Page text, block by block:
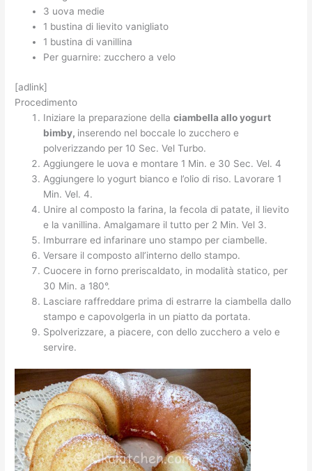
3 uova medie
1 bustina di lievito vanigliato
1 bustina di vanillina
Per guarnire: zucchero a velo
[adlink]
Procedimento
Iniziare la preparazione dellaciambella allo yogurt
bimby, inserendo nel boccale lo zucchero e
polverizzando per 10 Sec. Vel Turbo.
Aggiungere le uova e montare 1 Min. e 30 Sec. Vel. 4
Aggiungere lo yogurt bianco e l’olio di riso. Lavorare 1
Min. Vel. 4.
Unire al composto la farina, la fecola di patate, il lievito
e la vanillina. Amalgamare il tutto per 2 Min. Vel 3.
Imburrare ed infarinare uno stampo per ciambelle.
Versare il composto all’interno dello stampo.
Cuocere in forno preriscaldato, in modalità statico, per
30 Min. a 180°.
Lasciare raffreddare prima di estrarre la ciambella dallo
stampo e capovolgerla in un piatto da portata.
Spolverizzare, a piacere, con dello zucchero a velo e
servire.